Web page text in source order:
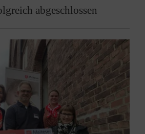
abgeschlossen